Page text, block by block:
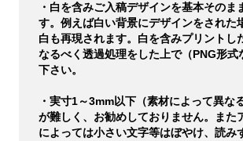
・白を含みご入稿デザインを基本そのま
す。例えば白い背景にデザインをされた
白も再現されます。白を含みプリントし
なるべく透過処理をした上で（PNG形式
下さい。
・実寸1～3mm以下（素材によって異な
が難しく、お勧めしておりません。また
によっては小さい文字等はぼやけ、読み